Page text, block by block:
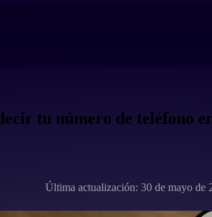
tu número de teléfono
Última actualización: 30 de mayo de